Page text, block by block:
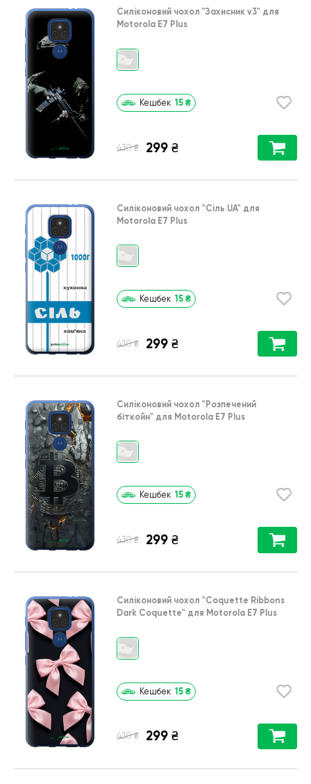
Силіконовий чохол "Захисник v3" для
Motorola E7 Plus
Кешбек 15 ₴
430 ₴ 299 ₴
Силіконовий чохол "Сіль UA" для
Motorola E7 Plus
Кешбек 15 ₴
430 ₴ 299 ₴
Силіконовий чохол "Розпечений
біткойн" для Motorola E7 Plus
Кешбек 15 ₴
430 ₴ 299 ₴
Силіконовий чохол "Coquette Ribbons
Dark Coquette" для Motorola E7 Plus
Кешбек 15 ₴
430 ₴ 299 ₴